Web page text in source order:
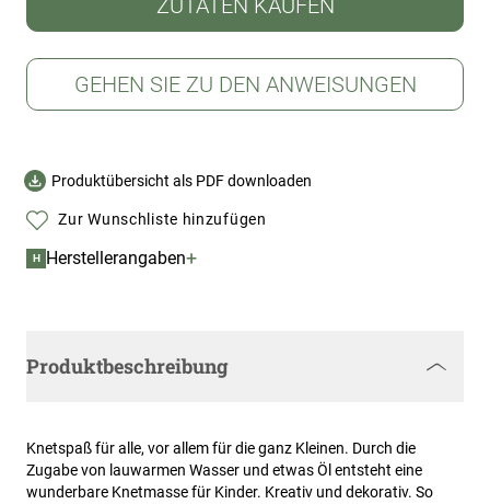
ZUTATEN KAUFEN
GEHEN SIE ZU DEN ANWEISUNGEN
Produktübersicht als PDF downloaden
Zur Wunschliste hinzufügen
H Herstellerangaben+
Produktbeschreibung
Knetspaß für alle, vor allem für die ganz Kleinen. Durch die
Zugabe von lauwarmen Wasser und etwas Öl entsteht eine
wunderbare Knetmasse für Kinder. Kreativ und dekorativ. So